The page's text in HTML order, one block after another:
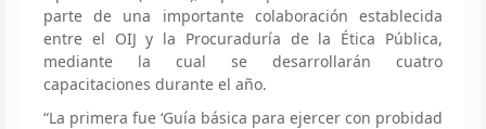
parte de una importante colaboración establecida
entre el OIJ y la Procuraduría de la Ética Pública,
mediante la cual se desarrollarán cuatro
capacitaciones durante el año.
“La primera fue ‘Guía básica para ejercer con probidad